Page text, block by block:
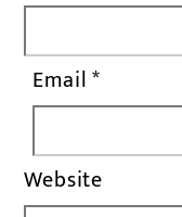
Email*
Website